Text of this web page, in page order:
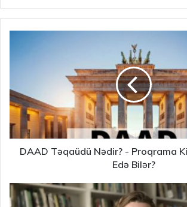
DAAD Təqaüdü Nədir? - Proqrama
Edə Bilər?